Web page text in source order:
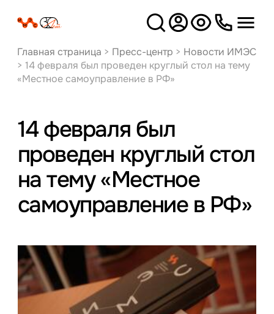
Версия
для слабовидящих
Главная страница > Пресс-центр > Новости ИМЭС
> 14 февраля был проведен круглый стол на тему
«Местное самоуправление в РФ»
14 февраля был
проведен круглый стол
на тему «Местное
самоуправление в РФ»